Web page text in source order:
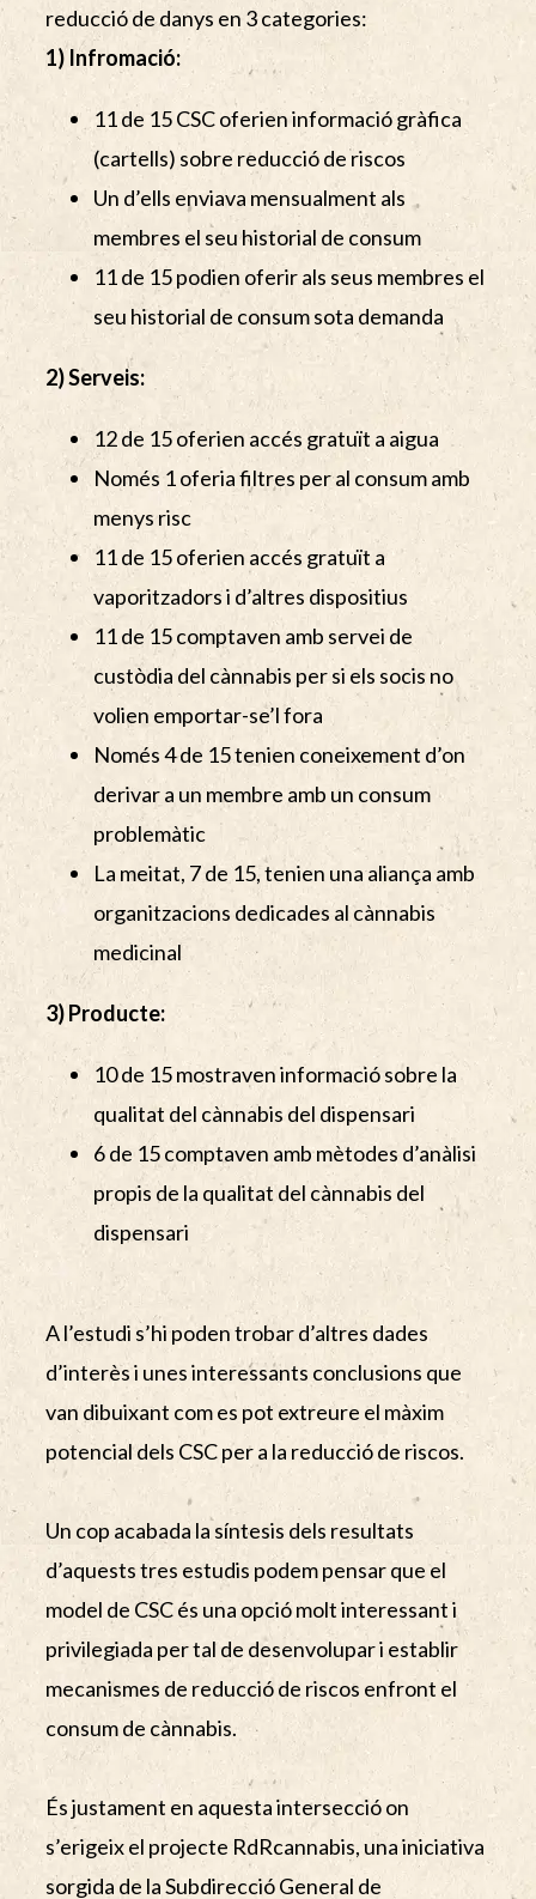
reducció de danys en 3 categories:
1) Infromació:
11 de 15 CSC oferien informació gràfica
(cartells) sobre reducció de riscos
Un d’ells enviava mensualment als
membres el seu historial de consum
11 de 15 podien oferir als seus membres el
seu historial de consum sota demanda
2) Serveis:
12 de 15 oferien accés gratuït a aigua
Només 1 oferia filtres per al consum amb
menys risc
11 de 15 oferien accés gratuït a
vaporitzadors i d’altres dispositius
11 de 15 comptaven amb servei de
custòdia del cànnabis per si els socis no
volien emportar-se’l fora
Només 4 de 15 tenien coneixement d’on
derivar a un membre amb un consum
problemàtic
La meitat, 7 de 15, tenien una aliança amb
organitzacions dedicades al cànnabis
medicinal
3) Producte:
10 de 15 mostraven informació sobre la
qualitat del cànnabis del dispensari
6 de 15 comptaven amb mètodes d’anàlisi
propis de la qualitat del cànnabis del
dispensari
A l’estudi s’hi poden trobar d’altres dades
d’interès i unes interessants conclusions que
van dibuixant com es pot extreure el màxim
potencial dels CSC per a la reducció de riscos.
Un cop acabada la síntesis dels resultats
d’aquests tres estudis podem pensar que el
model de CSC és una opció molt interessant i
privilegiada per tal de desenvolupar i establir
mecanismes de reducció de riscos enfront el
consum de cànnabis.
És justament en aquesta intersecció on
s’erigeix el projecte RdRcannabis, una iniciativa
sorgida de la Subdirecció General de